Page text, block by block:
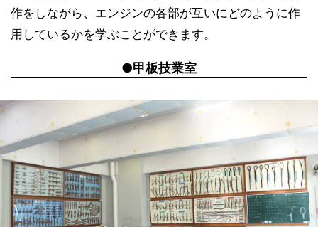
作をしながら、エンジンの各部が互いにどのように作
用しているかを学ぶことができます。
●甲板技業室